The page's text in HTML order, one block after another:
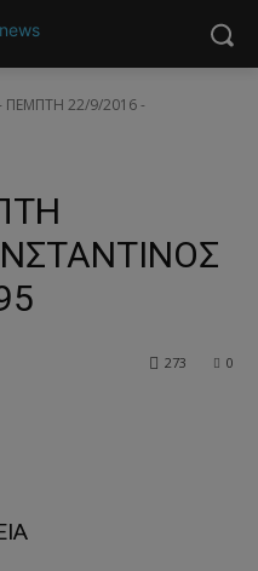
ΠΕΜΠΤΗ 22/9/2016 -
0
273